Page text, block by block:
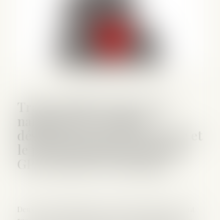
Transcription de l’acte de
naissance des enfants
désignant le père biologique et
le père d’intention pour une
GPA effectuée à l'étranger
Deux couples d’hommes, l’un marié, l’autre pas, ont